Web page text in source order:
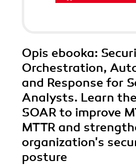
Opis ebooka:
Orchestration,
and Response for
Analysts. Learn
SOAR to improve
MTTR and
organization's
posture